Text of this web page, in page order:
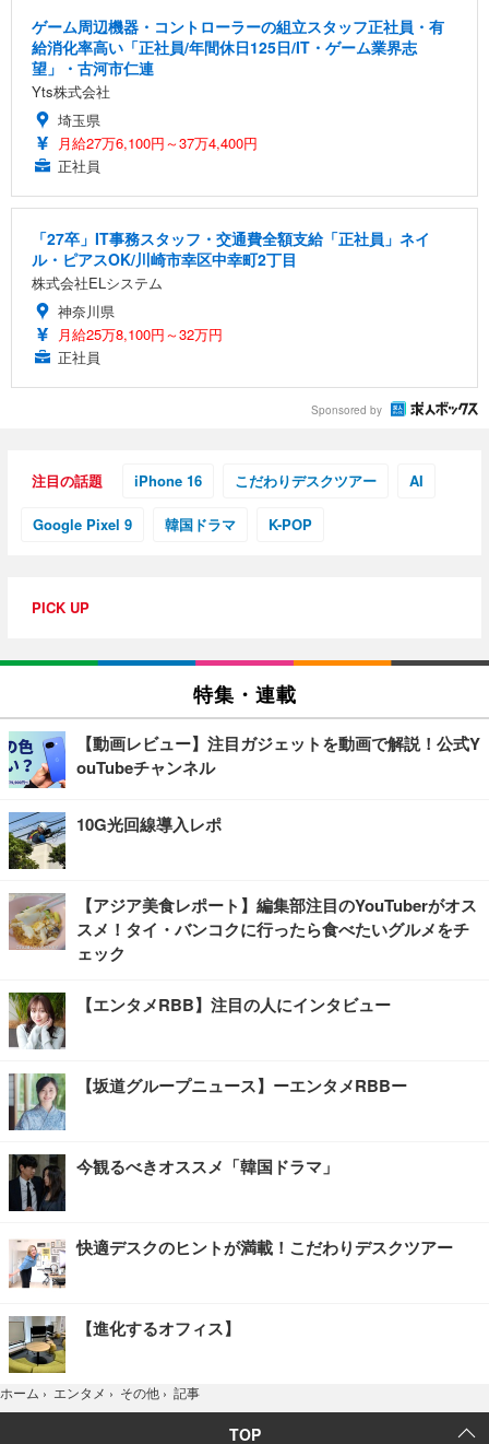
ゲーム周辺機器・コントローラーの組立スタッフ正社員・有
給消化率高い「正社員/年間休日125日/IT・ゲーム業界志
望」・古河市仁連
Yts株式会社
埼玉県
月給27万6,100円～37万4,400円
正社員
「27卒」IT事務スタッフ・交通費全額支給「正社員」ネイ
ル・ピアスOK/川崎市幸区中幸町2丁目
株式会社ELシステム
神奈川県
月給25万8,100円～32万円
正社員
Sponsored by
注目の話題 iPhone 16 こだわりデスクツアー AI
Google Pixel 9 韓国ドラマ K-POP
PICK UP
特集・連載
【動画レビュー】注目ガジェットを動画で解説！公式Y
ouTubeチャンネル
10G光回線導入レポ
【アジア美食レポート】編集部注目のYouTuberがオス
スメ！タイ・バンコクに行ったら食べたいグルメをチ
ェック
【エンタメRBB】注目の人にインタビュー
【坂道グループニュース】ーエンタメRBBー
今観るべきオススメ「韓国ドラマ」
快適デスクのヒントが満載！こだわりデスクツアー
【進化するオフィス】
ホーム › エンタメ › その他 › 記事
TOP